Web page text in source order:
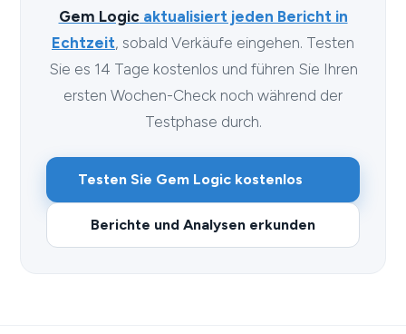
Gem Logicaktualisiert jeden Bericht in
Echtzeit, sobald Verkäufe eingehen. Testen
Sie es 14 Tage kostenlos und führen Sie Ihren
ersten Wochen-Check noch während der
Testphase durch.
Testen Sie Gem Logic kostenlos
Berichte und Analysen erkunden